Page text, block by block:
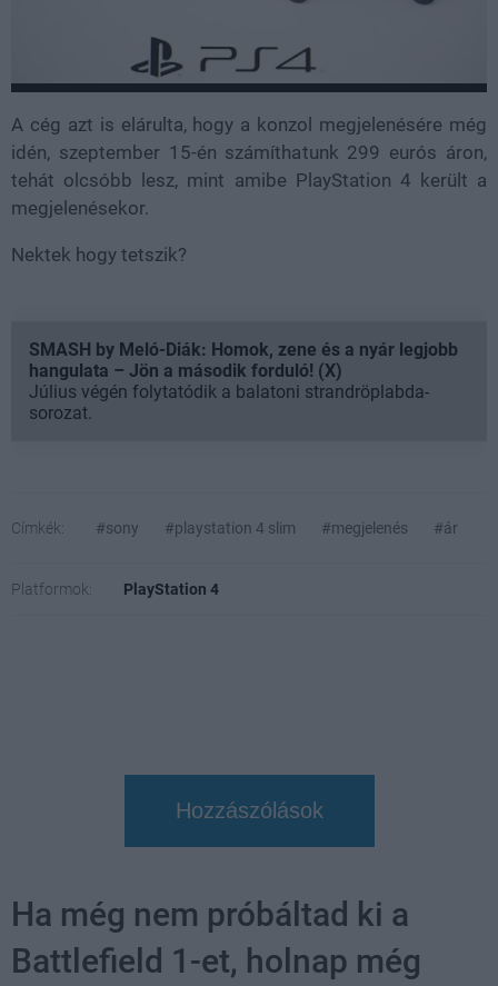
A cég azt is elárulta, hogy a konzol megjelenésére még
idén, szeptember 15-én számíthatunk 299 eurós áron,
tehát olcsóbb lesz, mint amibe PlayStation 4 került a
megjelenésekor.
Nektek hogy tetszik?
SMASH by Meló-Diák: Homok, zene és a nyár legjobb
hangulata – Jön a második forduló! (X)
Július végén folytatódik a balatoni strandröplabda-
sorozat.
Címkék: #sony #playstation 4 slim #megjelenés #ár
Platformok: PlayStation 4
Hozzászólások
Ha még nem próbáltad ki a
Battlefield 1-et, holnap még